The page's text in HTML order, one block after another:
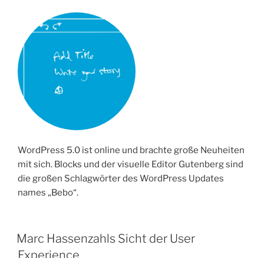
WordPress 5.0 ist online und brachte große Neuheiten
mit sich. Blocks und der visuelle Editor Gutenberg sind
die großen Schlagwörter des WordPress Updates
names „Bebo“.
Marc Hassenzahls Sicht der User
Experience